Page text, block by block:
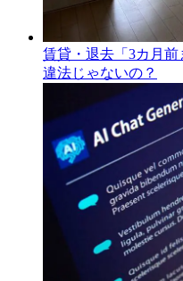
賃貸・退去「3カ月
違法じゃないの？